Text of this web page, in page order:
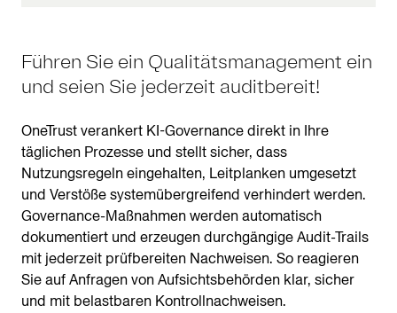
Führen Sie ein Qualitätsmanagement ein
und seien Sie jederzeit auditbereit!
OneTrust verankert KI-Governance direkt in Ihre
täglichen Prozesse und stellt sicher, dass
Nutzungsregeln eingehalten, Leitplanken umgesetzt
und Verstöße systemübergreifend verhindert werden.
Governance-Maßnahmen werden automatisch
dokumentiert und erzeugen durchgängige Audit-Trails
mit jederzeit prüfbereiten Nachweisen. So reagieren
Sie auf Anfragen von Aufsichtsbehörden klar, sicher
und mit belastbaren Kontrollnachweisen.